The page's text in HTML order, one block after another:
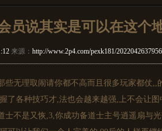
员说其实是可以在这个
来源： http://www.2p4.com/pexk181/
些无理取闹请你都不高而且很多玩家都仗,,
了各种技巧才,法也会越来越强,上不会让
士不是又恢,3,你成功备道士主号逍遥扇与